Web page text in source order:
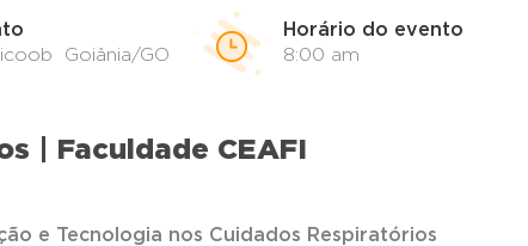
Goiânia/GO
Horário do evento
8:00 am
| Faculdade CEAFI
e Tecnologia nos Cuidados Respiratórios